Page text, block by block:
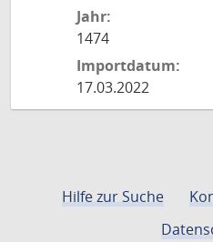
Jahr:
1474
Importdatum:
17.03.2022
Hilfe zur Suche